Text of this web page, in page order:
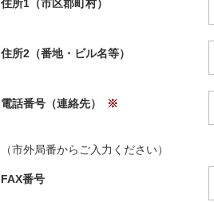
住所1（市区郡町村）
住所2（番地・ビル名等）
電話番号（連絡先）
（市外局番からご入力ください）
FAX番号